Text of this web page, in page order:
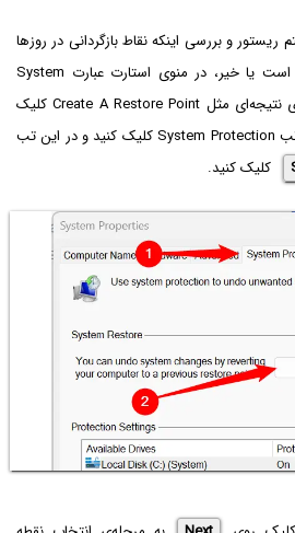
و بررسی اینکه نقاط بازگردانی در روزها
یا هفته‌های قبلی ساخته شده است یا خیر، در منوی استارت عبارت System
Restore‌ را جستجو کنید و روی نتیجه‌ای مثل Create A Restore Point کلیک
کنید. در پنجره‌ی باز شده روی تب System Protection کلیک کنید و در این تب
کلیک کنید.